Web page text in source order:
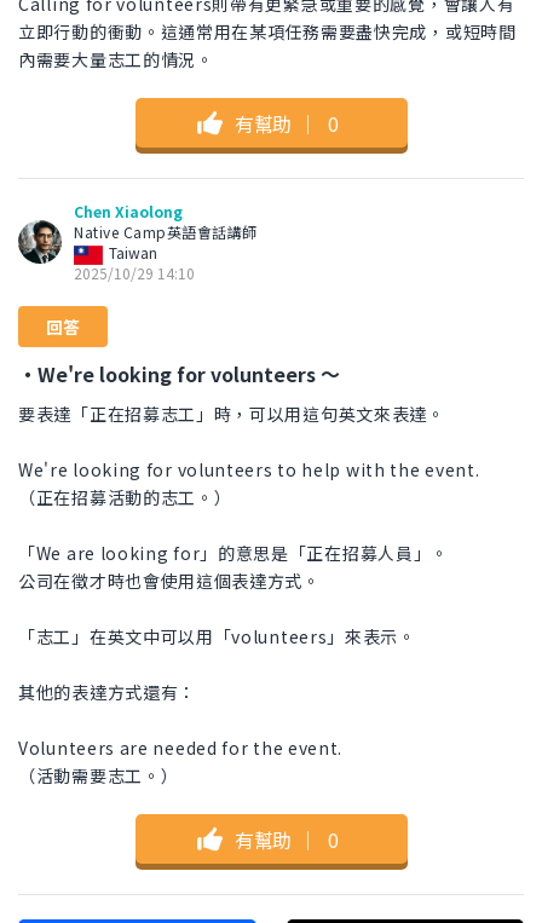
立即行動的衝動。這通常用在某項任務需要盡快完成，或短時間
內需要大量志工的情況。
有幫助 ｜ 0
Chen Xiaolong
Native Camp英語會話講師
Taiwan
2025/10/29 14:10
回答
・We're looking for volunteers 〜
要表達「正在招募志工」時，可以用這句英文來表達。
We're looking for volunteers to help with the event.
（正在招募活動的志工。）
「We are looking for」的意思是「正在招募人員」。
公司在徵才時也會使用這個表達方式。
「志工」在英文中可以用「volunteers」來表示。
其他的表達方式還有：
Volunteers are needed for the event.
（活動需要志工。）
有幫助 ｜ 0